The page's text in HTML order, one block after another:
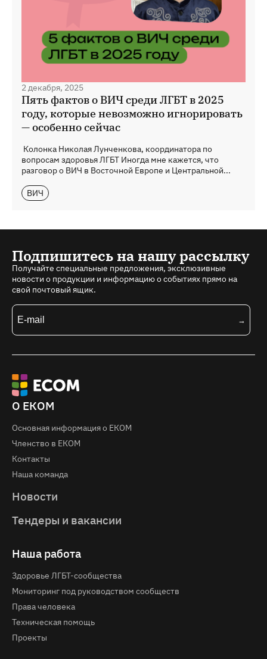
2 декабря, 2025
Пять фактов о ВИЧ среди ЛГБТ в 2025
году, которые невозможно игнорировать
— особенно сейчас
Колонка Николая Лунченкова, координатора по
вопросам здоровья ЛГБТ Иногда мне кажется, что
разговор о ВИЧ в Восточной Европе и Центральной...
ВИЧ
Подпишитесь на нашу рассылку
Получайте специальные предложения, эксклюзивные
новости о продукции и информацию о событиях прямо на
свой почтовый ящик.
О ЕКОМ
Основная информация о EКOM
Членство в ЕКОМ
Контакты
Наша команда
Новости
Тендеры и вакансии
Наша работа
Здоровье ЛГБТ-сообщества
Мониторинг под руководством сообществ
Права человека
Техническая помощь
Проекты